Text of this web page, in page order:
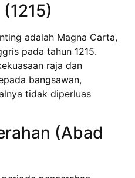
adalah Magna Carta,
pada tahun 1215.
raja dan
bangsawan,
tidak diperluas
(Abad